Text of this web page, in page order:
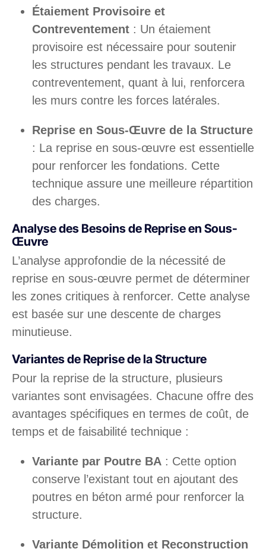
Étaiement Provisoire et
Contreventement : Un étaiement
provisoire est nécessaire pour soutenir
les structures pendant les travaux. Le
contreventement, quant à lui, renforcera
les murs contre les forces latérales.
Reprise en Sous-Œuvre de la Structure
: La reprise en sous-œuvre est essentielle
pour renforcer les fondations. Cette
technique assure une meilleure répartition
des charges.
Analyse des Besoins de Reprise en Sous-
Œuvre
L’analyse approfondie de la nécessité de
reprise en sous-œuvre permet de déterminer
les zones critiques à renforcer. Cette analyse
est basée sur une descente de charges
minutieuse.
Variantes de Reprise de la Structure
Pour la reprise de la structure, plusieurs
variantes sont envisagées. Chacune offre des
avantages spécifiques en termes de coût, de
temps et de faisabilité technique :
Variante par Poutre BA : Cette option
conserve l’existant tout en ajoutant des
poutres en béton armé pour renforcer la
structure.
Variante Démolition et Reconstruction